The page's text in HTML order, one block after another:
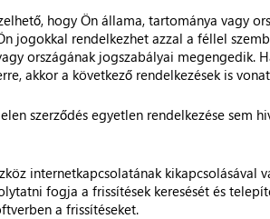
hogy Ön állama, tartománya vagy
rendelkezhet azzal a féllel
országának jogszabályai megengedik.
akkor a következő rendelkezések is
szerződés egyetlen rendelkezése sem
internetkapcsolatának kikapcsolásával
fogja a frissítések keresését és
a frissítéseket.